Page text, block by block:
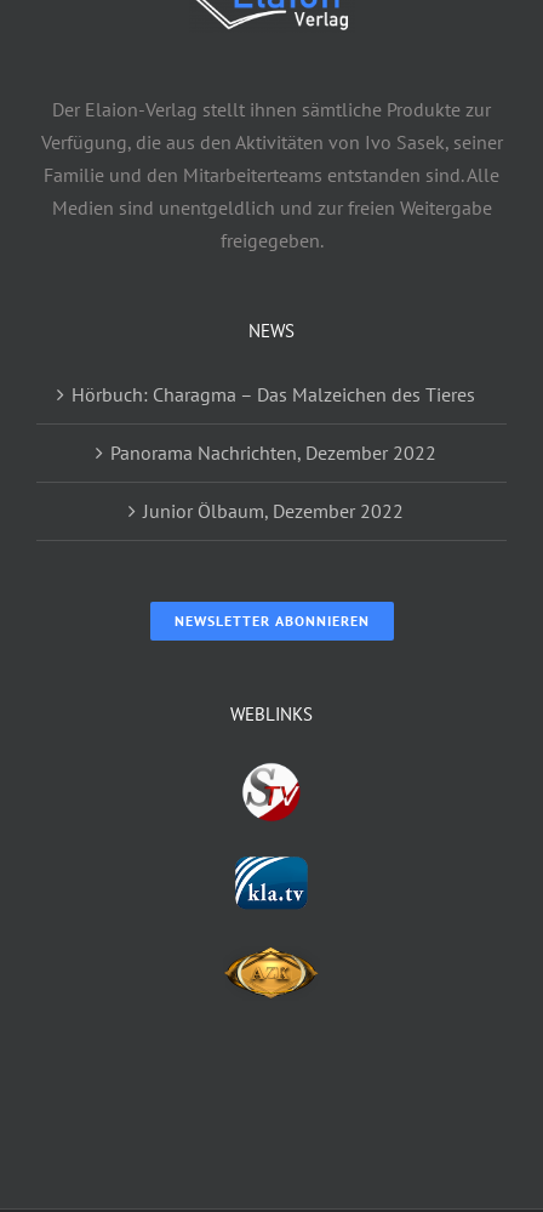
Der Elaion-Verlag stellt ihnen sämtliche Produkte zur
Verfügung, die aus den Aktivitäten von Ivo Sasek, seiner
Familie und den Mitarbeiterteams entstanden sind. Alle
Medien sind unentgeldlich und zur freien Weitergabe
freigegeben.
NEWS
Hörbuch: Charagma – Das Malzeichen des Tieres
Panorama Nachrichten, Dezember 2022
Junior Ölbaum, Dezember 2022
NEWSLETTER ABONNIEREN
WEBLINKS